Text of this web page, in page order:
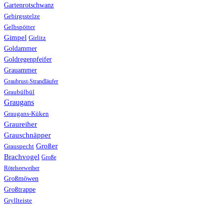
Gartenrotschwanz
Gebirgsstelze
Gelbspötter
Gimpel Girlitz
Goldammer
Goldregenpfeifer
Grauammer
Graubrust-Strandläufer
Graubülbül
Graugans
Graugans-Küken
Graureiher
Grauschnäpper
Grauspecht Großer
Brachvogel Große
Rötelseeweiher
Großmöwen
Großtrappe
Gryllteiste